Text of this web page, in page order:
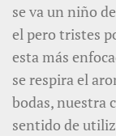
se va un niño
el pero tristes
esta más
se respira el
bodas, nuestra
sentido de